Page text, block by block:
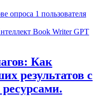
опроса 1 пользователя
Book Writer GPT
Как
результатов с